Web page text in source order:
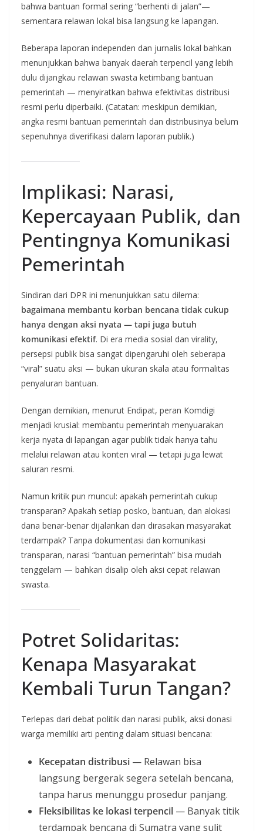
bahwa bantuan formal sering “berhenti di jalan”—
sementara relawan lokal bisa langsung ke lapangan.
Beberapa laporan independen dan jurnalis lokal bahkan
menunjukkan bahwa banyak daerah terpencil yang lebih
dulu dijangkau relawan swasta ketimbang bantuan
pemerintah — menyiratkan bahwa efektivitas distribusi
resmi perlu diperbaiki. (Catatan: meskipun demikian,
angka resmi bantuan pemerintah dan distribusinya belum
sepenuhnya diverifikasi dalam laporan publik.)
Implikasi: Narasi,
Kepercayaan Publik, dan
Pentingnya Komunikasi
Pemerintah
Sindiran dari DPR ini menunjukkan satu dilema:
bagaimana membantu korban bencana tidak cukup
hanya dengan aksi nyata — tapi juga butuh
komunikasi efektif. Di era media sosial dan virality,
persepsi publik bisa sangat dipengaruhi oleh seberapa
“viral” suatu aksi — bukan ukuran skala atau formalitas
penyaluran bantuan.
Dengan demikian, menurut Endipat, peran Komdigi
menjadi krusial: membantu pemerintah menyuarakan
kerja nyata di lapangan agar publik tidak hanya tahu
melalui relawan atau konten viral — tetapi juga lewat
saluran resmi.
Namun kritik pun muncul: apakah pemerintah cukup
transparan? Apakah setiap posko, bantuan, dan alokasi
dana benar-benar dijalankan dan dirasakan masyarakat
terdampak? Tanpa dokumentasi dan komunikasi
transparan, narasi “bantuan pemerintah” bisa mudah
tenggelam — bahkan disalip oleh aksi cepat relawan
swasta.
Potret Solidaritas:
Kenapa Masyarakat
Kembali Turun Tangan?
Terlepas dari debat politik dan narasi publik, aksi donasi
warga memiliki arti penting dalam situasi bencana:
Kecepatan distribusi — Relawan bisa
langsung bergerak segera setelah bencana,
tanpa harus menunggu prosedur panjang.
Fleksibilitas ke lokasi terpencil — Banyak titik
terdampak bencana di Sumatra yang sulit